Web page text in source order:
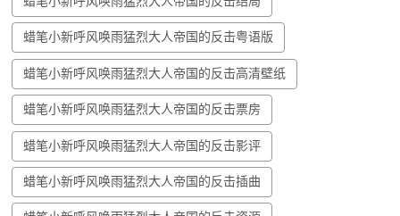
蜡笔小新呼风唤雨猛烈大人帝国的反击粤语版
蜡笔小新呼风唤雨猛烈大人帝国的反击高清壁纸
蜡笔小新呼风唤雨猛烈大人帝国的反击票房
蜡笔小新呼风唤雨猛烈大人帝国的反击影评
蜡笔小新呼风唤雨猛烈大人帝国的反击插曲